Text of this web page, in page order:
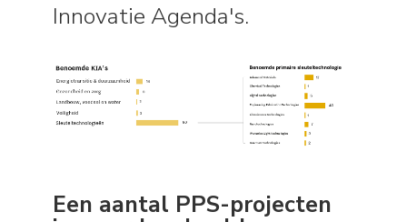
Innovatie Agenda's.
Een aantal PPS-projecten